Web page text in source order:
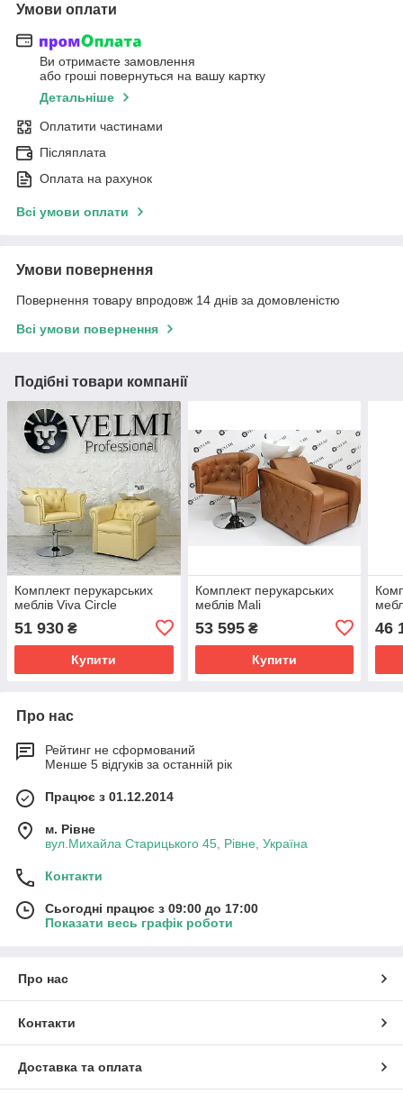
Умови оплати
Ви отримаєте замовлення
або гроші повернуться на вашу картку
Детальніше
Оплатити частинами
Післяплата
Оплата на рахунок
Всі умови оплати
Умови повернення
Повернення товару впродовж 14 днів за домовленістю
Всі умови повернення
Подібні товари компанії
Комплект перукарських
меблів Viva Circle
51 930 ₴
Купити
Комплект перукарських
меблів Mali
53 595₴
Купити
46
Про нас
Рейтинг не сформований
Менше 5 відгуків за останній рік
Працює з 01.12.2014
м. Рівне
вул.Михайла Старицького 45, Рівне, Україна
Контакти
Сьогодні працює з 09:00 до 17:00
Показати весь графік роботи
Про нас
Контакти
Доставка та оплата